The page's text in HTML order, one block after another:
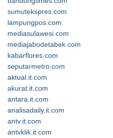
sumutekspres.com
lampungpos.com
mediasulawesi.com
mediajabodetabek.com
kabarflores.com
seputarmetro.com
aktual.it.com
akurat.it.com
antara.it.com
analisadaily.it.com
antv.it.com
antvklik.it.com